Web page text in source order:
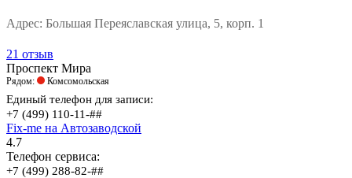
Адрес: Большая Переяславская улица, 5, корп. 1
21 отзыв
Проспект Мира
Рядом: Комсомольская
Единый телефон для записи:
+7 (499) 110-11-##
Fix-me на Автозаводской
4.7
Телефон сервиса:
+7 (499) 288-82-##